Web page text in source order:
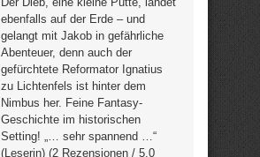
ebenfalls auf der Erde – und
gelangt mit Jakob in gefährliche
Abenteuer, denn auch der
gefürchtete Reformator Ignatius
zu Lichtenfels ist hinter dem
Nimbus her. Feine Fantasy-
Geschichte im historischen
Setting! „… sehr spannend …“
(Leserin) (2 Rezensionen / 5,0